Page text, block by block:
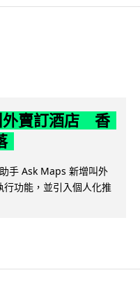
外賣訂酒店 香
手 Ask Maps 新增叫外
功能，並引入個人化推